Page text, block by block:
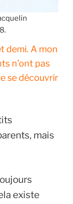
demi. A mon
n’ont pas
se découvrir
mais
existe